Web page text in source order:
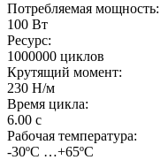
Потребляемая мощность:
100 Вт
Ресурс:
1000000 циклов
Крутящий момент:
230 Н/м
Время цикла:
6.00 с
Рабочая температура:
-30ºС …+65ºС